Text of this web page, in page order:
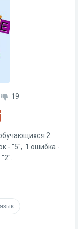
19
2
- "5", 1 ошибка -